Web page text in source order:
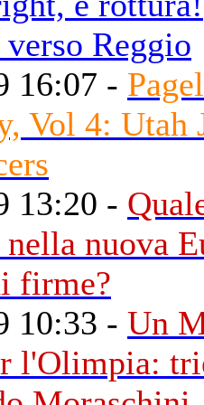
Reggio
16:07 -
Vol 4: Utah
13:20 -
nuova
firme?
10:33 - Un
l'Olimpia: